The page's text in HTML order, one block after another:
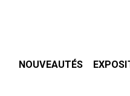
NOUVEAUTÉS